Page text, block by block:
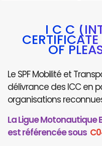
I C C
OF
Le SPF Mobilité et
délivrance des ICC en
organisations
La Ligue Motonautique
est référencée sous